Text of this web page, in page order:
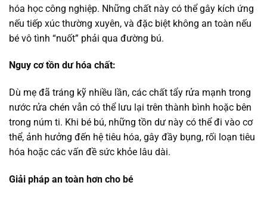
hóa học công nghiệp. Những chất này có thể gây kích ứng
nếu tiếp xúc thường xuyên, và đặc biệt không an toàn nếu
bé vô tình “nuốt” phải qua đường bú.
Nguy cơ tồn dư hóa chất:
Dù mẹ đã tráng kỹ nhiều lần, các chất tẩy rửa mạnh trong
nước rửa chén vẫn có thể lưu lại trên thành bình hoặc bên
trong núm ti. Khi bé bú, những tồn dư này có thể đi vào cơ
thể, ảnh hưởng đến hệ tiêu hóa, gây đầy bụng, rối loạn tiêu
hóa hoặc các vấn đề sức khỏe lâu dài.
Giải pháp an toàn hơn cho bé